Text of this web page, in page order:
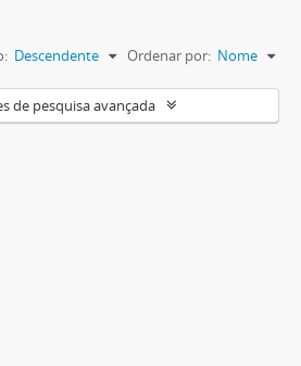
Ordenar por: Nome
Descendente
de pesquisa avançada